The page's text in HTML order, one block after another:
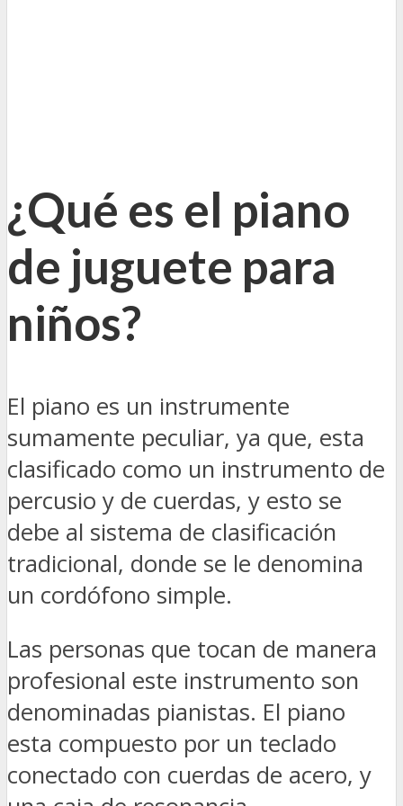
¿Qué es el piano
de juguete para
niños?
El piano es un instrumente
sumamente peculiar, ya que, esta
clasificado como un instrumento de
percusio y de cuerdas, y esto se
debe al sistema de clasificación
tradicional, donde se le denomina
un cordófono simple.
Las personas que tocan de manera
profesional este instrumento son
denominadas pianistas. El piano
esta compuesto por un teclado
conectado con cuerdas de acero, y